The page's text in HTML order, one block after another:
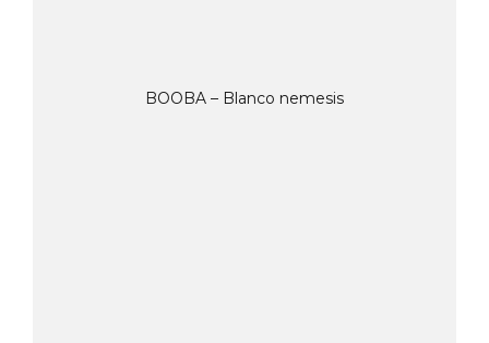
BOOBA – Blanco nemesis